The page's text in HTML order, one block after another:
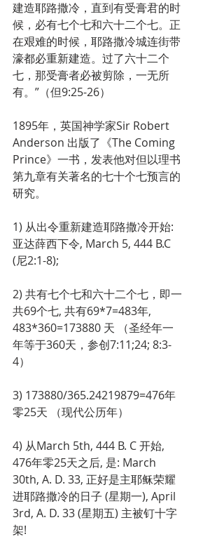
建造耶路撒冷，直到有受膏君的时
候，必有七个七和六十二个七。正
在艰难的时候，耶路撒冷城连街带
濠都必重新建造。过了六十二个
七，那受膏者必被剪除，一无所
有。”（但9:25-26）
1895年，英国神学家Sir Robert
Anderson 出版了《The Coming
Prince》一书，发表他对但以理书
第九章有关著名的七十个七预言的
研究。
1) 从出令重新建造耶路撒冷开始:
亚达薛西下令, March 5, 444 B.C
(尼2:1-8);
2) 共有七个七和六十二个七，即一
共69个七, 共有69*7=483年,
483*360=173880 天 （圣经年一
年等于360天，参创7:11;24; 8:3-
4）
3) 173880/365.24219879=476年
零25天 （现代公历年）
4) 从March 5th, 444 B. C 开始,
476年零25天之后, 是: March
30th, A. D. 33, 正好是主耶稣荣耀
进耶路撒冷的日子 (星期一), April
3rd, A. D. 33 (星期五) 主被钉十字
架!